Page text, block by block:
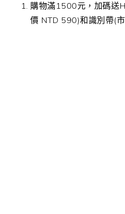
購物滿1500元，加碼送
價 NTD 590)和識別帶(